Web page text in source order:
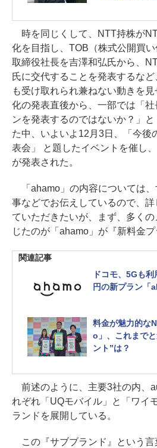
時を同じくして、NTT持株が
化を目指し、TOB（株式公開買
取締役社長を吉澤和弘氏から、
氏に交代することを発表するな
も受け取れられ兼ねない動きを
化の発表直後から、一部では「
ンを発表するのではないか？」
た中、いよいよ12月3日、「今後
表会」 と題したイベントを催し
が発表された。
「ahamo」の内容については
事などでお伝えしているので、
ていただきたいが、まず、多く
じたのが「ahamo」が『新料金プ
関連記事
ドコモ、5Gも
円の新プラン「
料金が魅力的な
o」、これまで
ント”は？
前述のように、主要3社の内、
れぞれ「UQモバイル」と「ワイ
ランドを展開している。
この『サブブランド』という言